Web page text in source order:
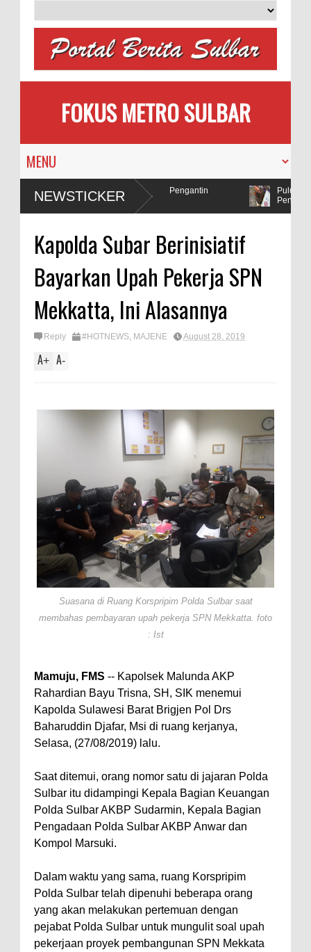
FOKUS METRO SULBAR
NEWSTICKERMAPIA Ajak Calon Pengantin
Tanam Pohon
Puluhan
Penadah
Kapolda Subar Berinisiatif
Bayarkan Upah Pekerja SPN
Mekkatta, Ini Alasannya
Reply #HOTNEWS, MAJENE August 28, 2019
A+ A-
Suasana di Ruang Korspripim Polda Sulbar saat
membahas pembayaran upah pekerja SPN Mekkatta. foto
: Ist
Mamuju, FMS -- Kapolsek Malunda AKP
Rahardian Bayu Trisna, SH, SIK menemui
Kapolda Sulawesi Barat Brigjen Pol Drs
Baharuddin Djafar, Msi di ruang kerjanya,
Selasa, (27/08/2019) lalu.
Saat ditemui, orang nomor satu di jajaran Polda
Sulbar itu didampingi Kepala Bagian Keuangan
Polda Sulbar AKBP Sudarmin, Kepala Bagian
Pengadaan Polda Sulbar AKBP Anwar dan
Kompol Marsuki.
Dalam waktu yang sama, ruang Korspripim
Polda Sulbar telah dipenuhi beberapa orang
yang akan melakukan pertemuan dengan
pejabat Polda Sulbar untuk mungulit soal upah
pekerjaan proyek pembangunan SPN Mekkata